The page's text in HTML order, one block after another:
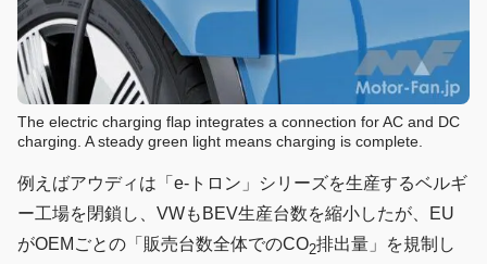
The electric charging flap integrates a connection for AC and DC
charging. A steady green light means charging is complete.
例えばアウディは「e-トロン」シリーズを生産するベルギ
ー工場を閉鎖し、VWもBEV生産台数を縮小したが、EU
がOEMごとの「販売台数全体でのCO2排出量」を規制し